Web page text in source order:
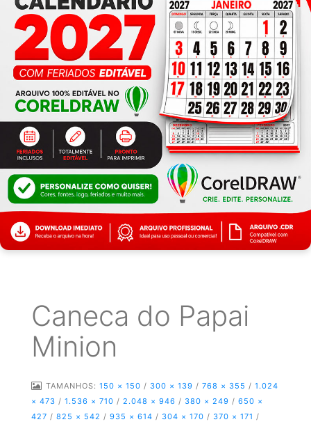
Caneca do Papai
Minion
TAMANHOS: 150 × 150 / 300 × 139 / 768 × 355 / 1.024
× 473 / 1.536 × 710 / 2.048 × 946 / 380 × 249 / 650 ×
427 / 825 × 542 / 935 × 614 / 304 × 170 / 370 × 171 /